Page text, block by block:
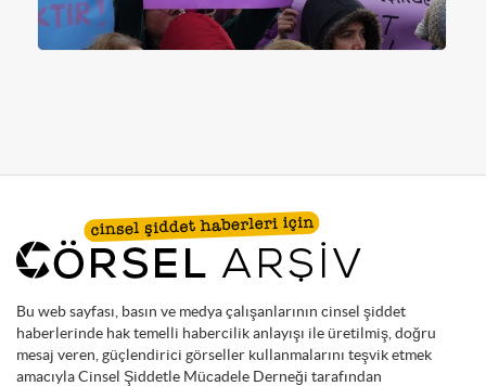
Bu web sayfası, basın ve medya çalışanlarının cinsel şiddet
haberlerinde hak temelli habercilik anlayışı ile üretilmiş, doğru
mesaj veren, güçlendirici görseller kullanmalarını teşvik etmek
amacıyla Cinsel Şiddetle Mücadele Derneği tarafından